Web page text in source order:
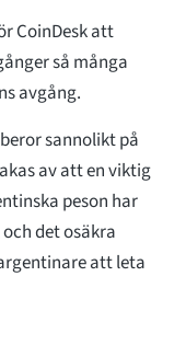
CoinDesk att
så många
avgång.
sannolikt på
av att en viktig
peson har
det osäkra
att leta